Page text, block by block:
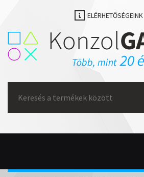
ELÉRHETŐSÉGEINK
for: